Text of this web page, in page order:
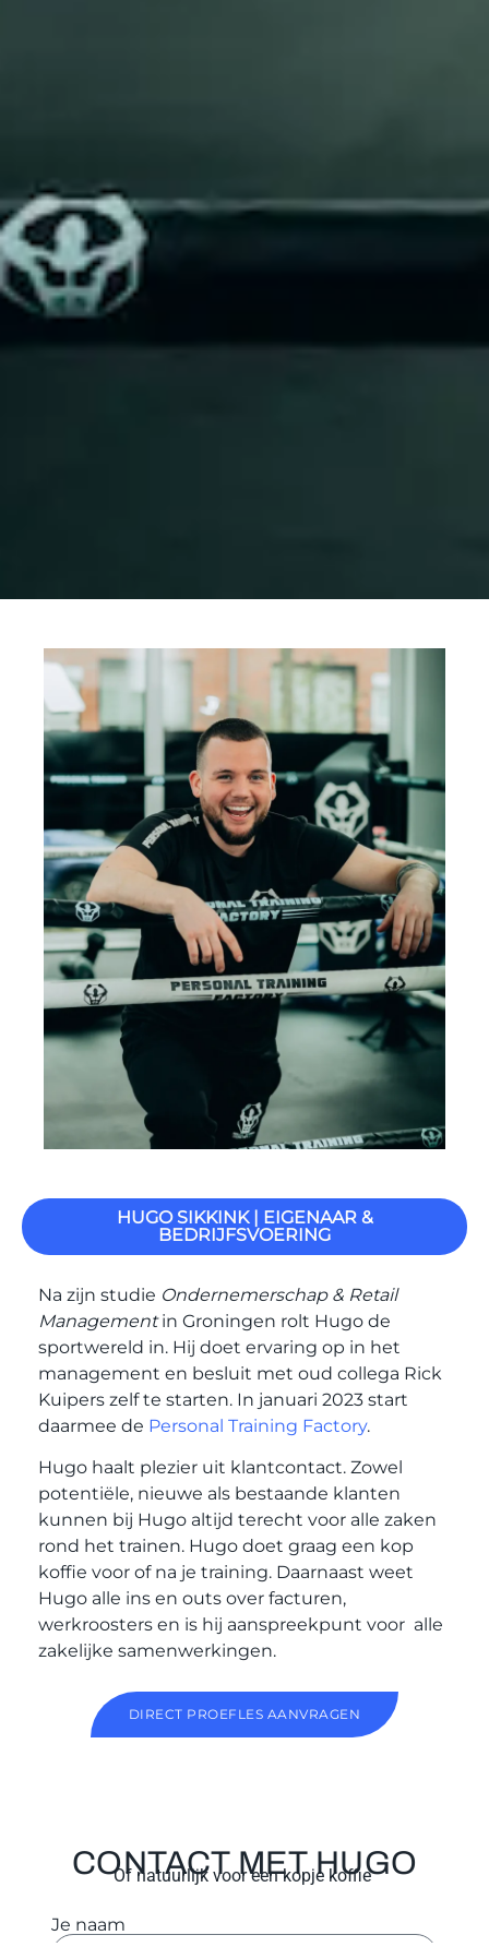
HUGO SIKKINK | EIGENAAR &
BEDRIJFSVOERING
Na zijn studie Ondernemerschap & Retail
Managementin Groningen rolt Hugo de
sportwereld in. Hij doet ervaring op in het
management en besluit met oud collega Rick
Kuipers zelf te starten. In januari 2023 start
daarmee de Personal Training Factory.
Hugo haalt plezier uit klantcontact. Zowel
potentiële, nieuwe als bestaande klanten
kunnen bij Hugo altijd terecht voor alle zaken
rond het trainen. Hugo doet graag een kop
koffie voor of na je training. Daarnaast weet
Hugo alle ins en outs over facturen,
werkroosters en is hij aanspreekpunt voor alle
zakelijke samenwerkingen.
DIRECT PROEFLES AANVRAGEN
CONTACT MET HUGO
Of natuurlijk voor een kopje koffie
Je naam